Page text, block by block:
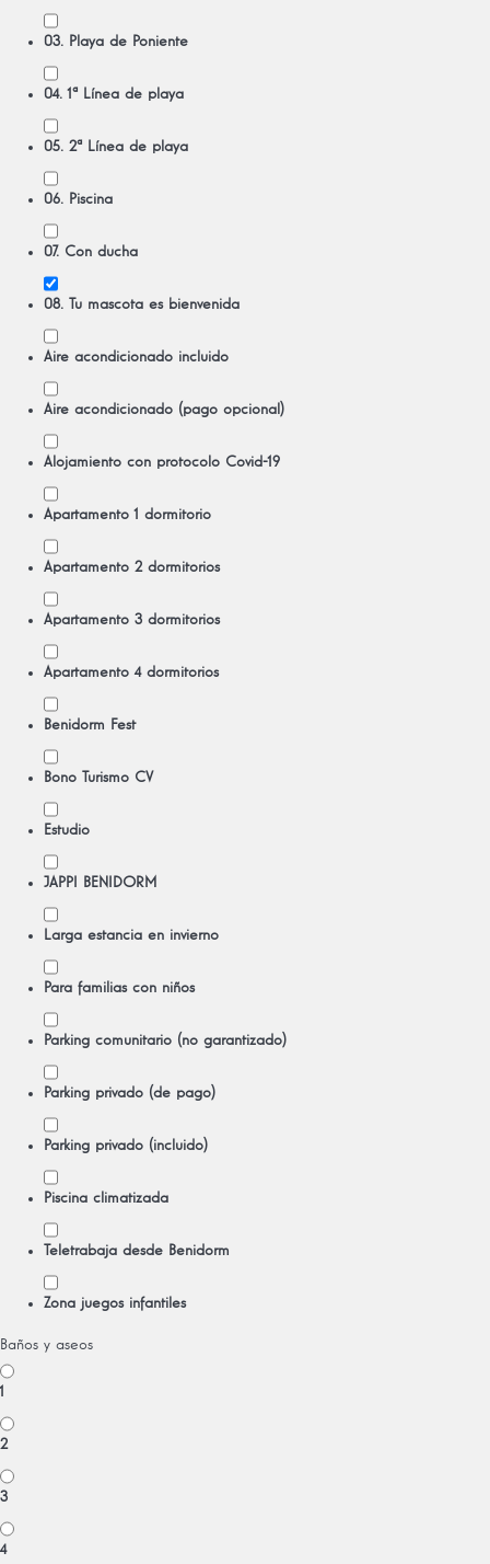
03. Playa de Poniente
04. 1ª Línea de playa
05. 2ª Línea de playa
06. Piscina
07. Con ducha
08. Tu mascota es bienvenida
Aire acondicionado incluido
Aire acondicionado (pago opcional)
Alojamiento con protocolo Covid-19
Apartamento 1 dormitorio
Apartamento 2 dormitorios
Apartamento 3 dormitorios
Apartamento 4 dormitorios
Benidorm Fest
Bono Turismo CV
Estudio
JAPPI BENIDORM
Larga estancia en invierno
Para familias con niños
Parking comunitario (no garantizado)
Parking privado (de pago)
Parking privado (incluido)
Piscina climatizada
Teletrabaja desde Benidorm
Zona juegos infantiles
Baños y aseos
1
2
3
4